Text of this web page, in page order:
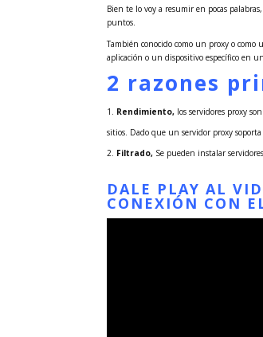
Bien te lo voy a resumir en pocas
puntos.
También conocido como un proxy o
aplicación o un dispositivo específico en
2 razones
Rendimiento, los servidores proxy
sitios. Dado que un servidor proxy
Filtrado, Se pueden instalar
DALE PLAY AL
CONEXIÓN CON